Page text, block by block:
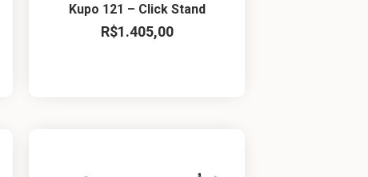
Kupo 121 – Click Stand
R$1.405,00